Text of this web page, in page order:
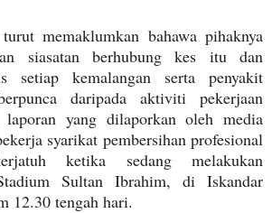
memaklumkan bahawa pihaknya
siasatan berhubung kes itu dan
setiap kemalangan serta penyakit
daripada aktiviti pekerjaan
laporan yang dilaporkan oleh media
syarikat pembersihan profesional
ketika sedang melakukan
Sultan Ibrahim, di Iskandar
12.30 tengah hari.